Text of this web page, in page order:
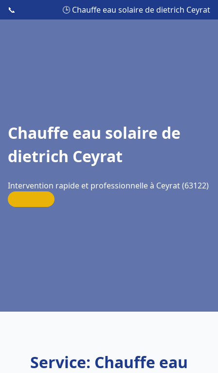
📞 🕒 Chauffe eau solaire de dietrich Ceyrat
Chauffe eau solaire de
dietrich Ceyrat
Intervention rapide et professionnelle à Ceyrat (63122)
Service: Chauffe eau